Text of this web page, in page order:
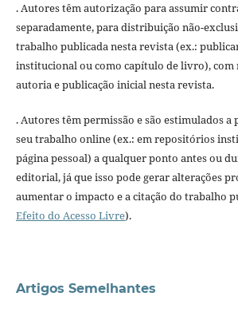
. Autores têm autorização para assumir
separadamente, para distribuição não-
trabalho publicada nesta revista (ex.:
institucional ou como capítulo de livro), com
autoria e publicação inicial nesta revista.
. Autores têm permissão e são estimulados
seu trabalho online (ex.: em repositórios
página pessoal) a qualquer ponto antes ou
editorial, já que isso pode gerar alterações
aumentar o impacto e a citação do trabalho
Efeito do Acesso Livre).
Artigos Semelhantes